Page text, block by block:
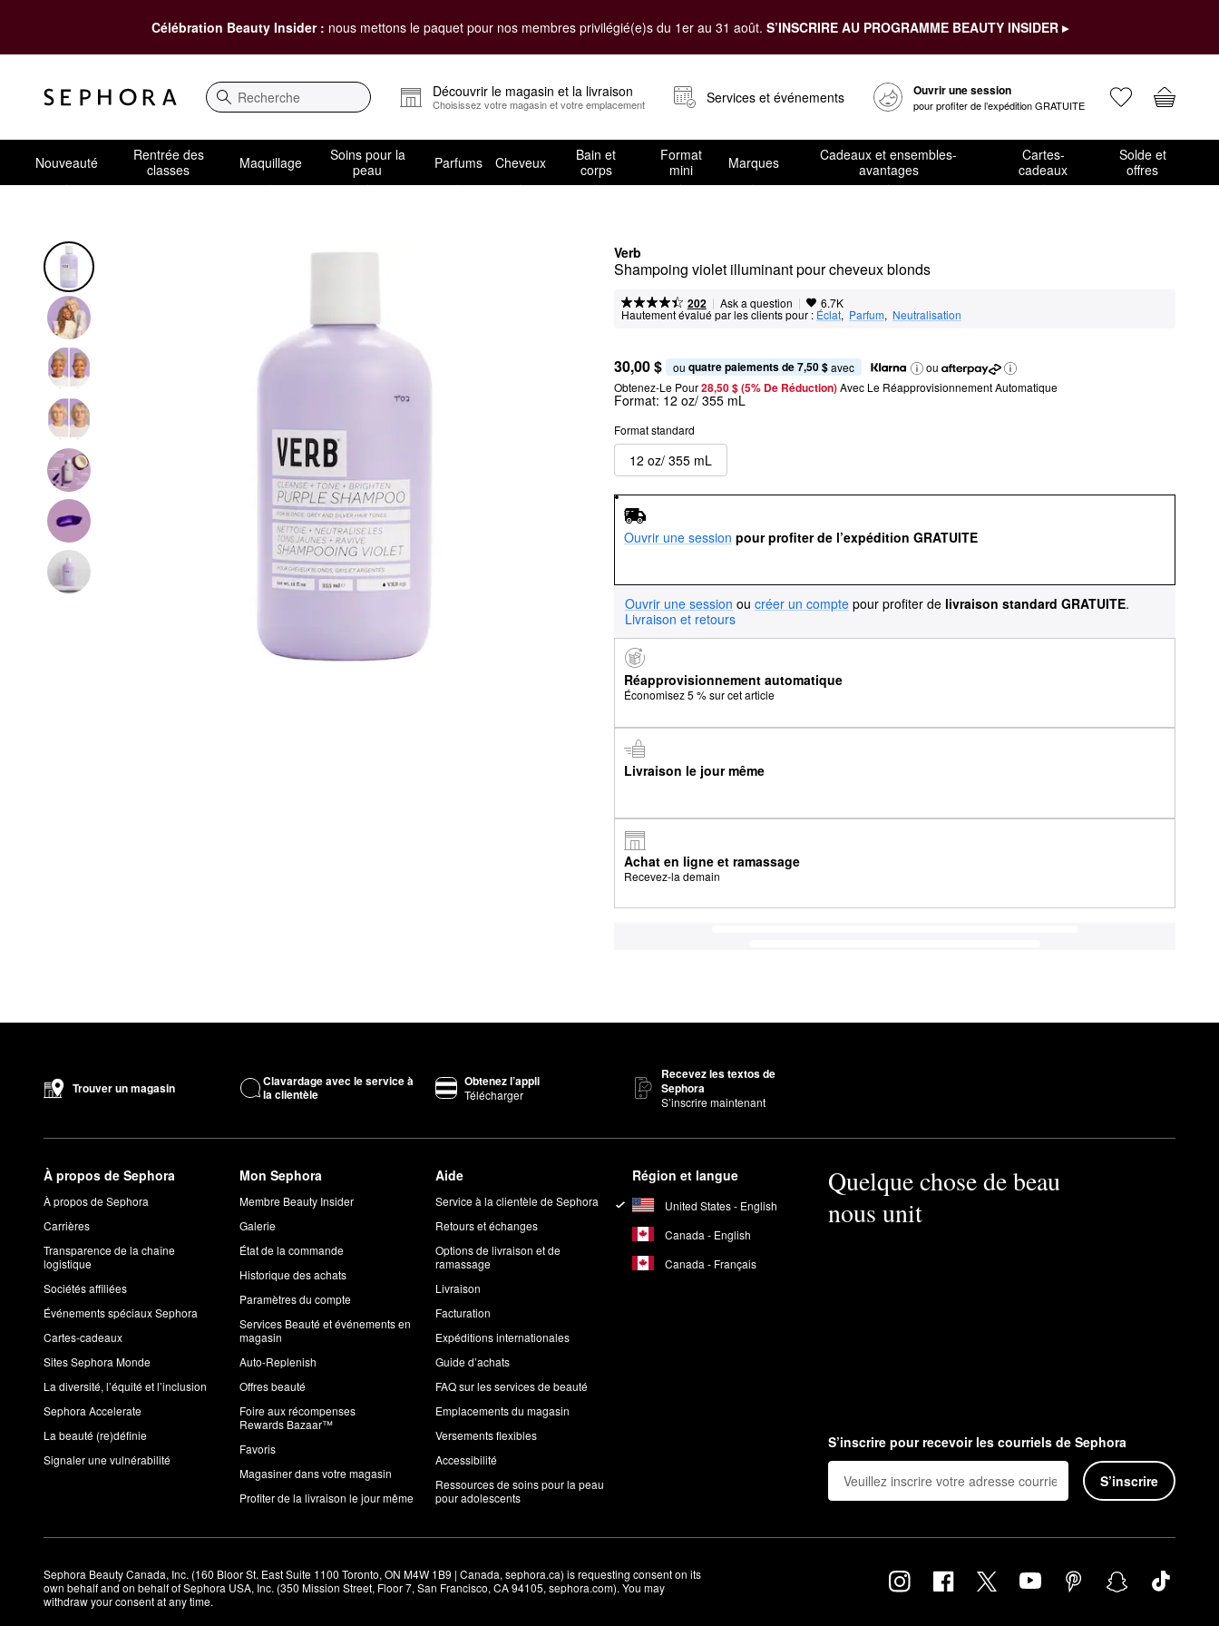
Célébration Beauty Insider : nous mettons le paquet pour nos membres privilégié(e)s du 1er au 31 août. S’INSCRIRE AU PROGRAMME BEAUTY INSIDER ▸
Recherche
Découvrir le magasin et la livraison
Choisissez votre magasin et votre emplacement Services et événements Ouvrir une session
pour profiter de l’expédition GRATUITE
Nouveauté
Rentrée des
classes
Maquillage
Soins pour la
peau
Parfums Cheveux
Bain et
corps
Format
mini
Marques
Cadeaux et ensembles-
avantages
Cartes-
cadeaux
Solde et
offres
Verb
Shampoing violet illuminant pour cheveux blonds
202 | Ask a question | 6.7K
Hautement évalué par les clients pour : Éclat, Parfum, Neutralisation
30,00 $ ou quatre paiements de 7,50 $ avec
ou
Obtenez-Le Pour28,50 $ (5% De Réduction) Avec Le Réapprovisionnement Automatique
Format: 12 oz/ 355 mL
Format standard
12 oz/ 355 mL
Ouvrir une session pour profiter de l’expédition GRATUITE
Ouvrir une session ou créer un compte pour profiter de livraison standard GRATUITE.
Livraison et retours
Réapprovisionnement automatique
Économisez 5 % sur cet article
Livraison le jour même
Achat en ligne et ramassage
Recevez-la demain
Trouver un magasin
Clavardage avec le service à
la clientèle
Obtenez l’appli
Télécharger
Recevez les textos de
Sephora
S’inscrire maintenant
À propos de Sephora
À propos de Sephora
Carrières
Transparence de la chaîne
logistique
Sociétés affiliées
Événements spéciaux Sephora
Cartes-cadeaux
Sites Sephora Monde
La diversité, l’équité et l’inclusion
Sephora Accelerate
La beauté (re)définie
Signaler une vulnérabilité
Mon Sephora
Membre Beauty Insider
Galerie
État de la commande
Historique des achats
Paramètres du compte
Services Beauté et événements en
magasin
Auto-Replenish
Offres beauté
Foire aux récompenses
Rewards Bazaar™
Favoris
Magasiner dans votre magasin
Profiter de la livraison le jour même
Aide
Service à la clientèle de Sephora
Retours et échanges
Options de livraison et de
ramassage
Livraison
Facturation
Expéditions internationales
Guide d’achats
FAQ sur les services de beauté
Emplacements du magasin
Versements flexibles
Accessibilité
Ressources de soins pour la peau
pour adolescents
Région et langue
United States - English
Canada - English
Canada - Français
Quelque chose de beau
nous unit
S’inscrire pour recevoir les courriels de Sephora
S’inscrire
Sephora Beauty Canada, Inc. (160 Bloor St. East Suite 1100 Toronto, ON M4W 1B9 | Canada, sephora.ca) is requesting consent on its
own behalf and on behalf of Sephora USA, Inc. (350 Mission Street, Floor 7, San Francisco, CA 94105, sephora.com). You may
withdraw your consent at any time.